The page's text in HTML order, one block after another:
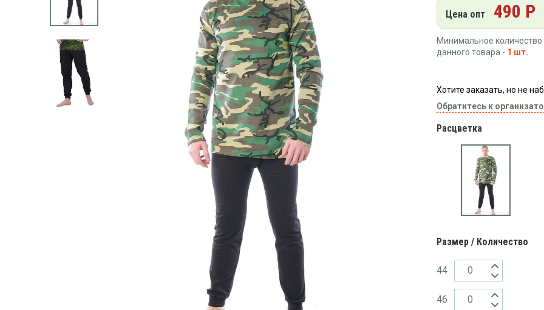
Цена опт 490 Р
Минимальное количество
данного товара - 1 шт.
Хотите заказать, но не
Обратитесь к
Расцветка
Размер / Количество
44
46